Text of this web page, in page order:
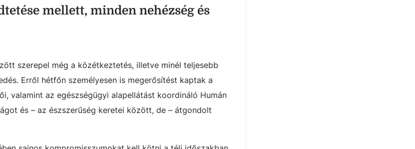
mellett, minden nehézség és
szerepel még a közétkeztetés, illetve minél teljesebb
Erről hétfőn személyesen is megerősítést kaptak a
valamint az egészségügyi alapellátást koordináló Humán
és – az észszerűség keretei között, de – átgondolt